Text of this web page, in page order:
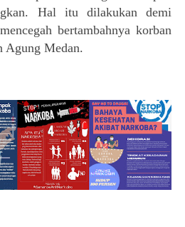
Hal itu dilakukan demi
bertambahnya korban
Agung Medan.